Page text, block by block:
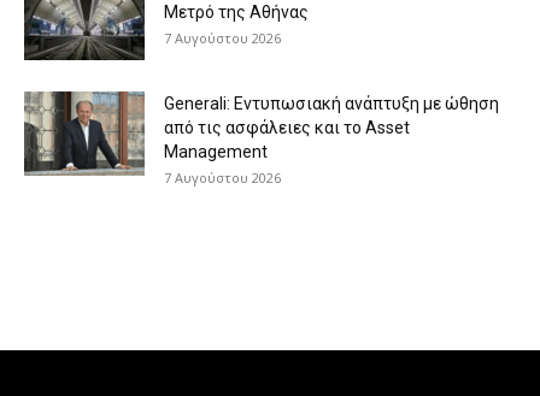
Μετρό της Αθήνας
7 Αυγούστου 2026
Generali: Eντυπωσιακή ανάπτυξη με ώθηση
από τις ασφάλειες και το Asset
Management
7 Αυγούστου 2026